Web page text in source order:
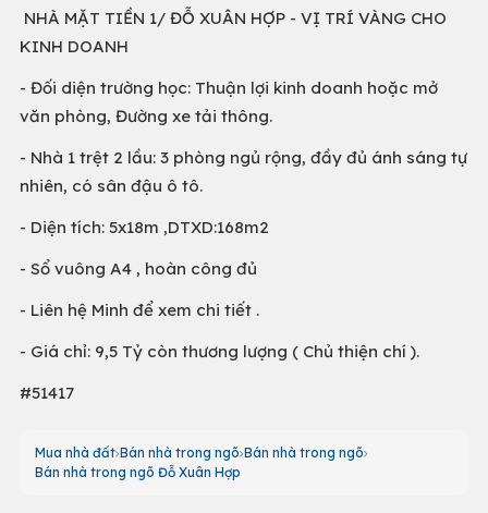
NHÀ MẶT TIỀN 1/ ĐỖ XUÂN HỢP - VỊ TRÍ VÀNG CHO
KINH DOANH
- Đối diện trường học: Thuận lợi kinh doanh hoặc mở
văn phòng, Đường xe tải thông.
- Nhà 1 trệt 2 lầu: 3 phòng ngủ rộng, đầy đủ ánh sáng tự
nhiên, có sân đậu ô tô.
- Diện tích: 5x18m ,DTXD:168m2
- Sổ vuông A4 , hoàn công đủ
- Liên hệ Minh để xem chi tiết .
- Giá chỉ: 9,5 Tỷ còn thương lượng ( Chủ thiện chí ).
#51417
Mua nhà đất Bán nhà trong ngõ Bán nhà trong ngõ
Bán nhà trong ngõ Đỗ Xuân Hợp